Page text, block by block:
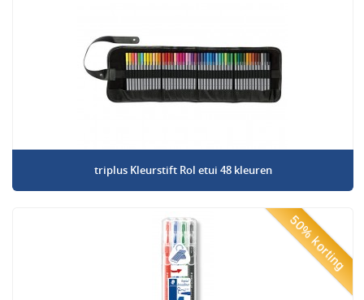
triplus Kleurstift Rol etui 48 kleuren
50% korting